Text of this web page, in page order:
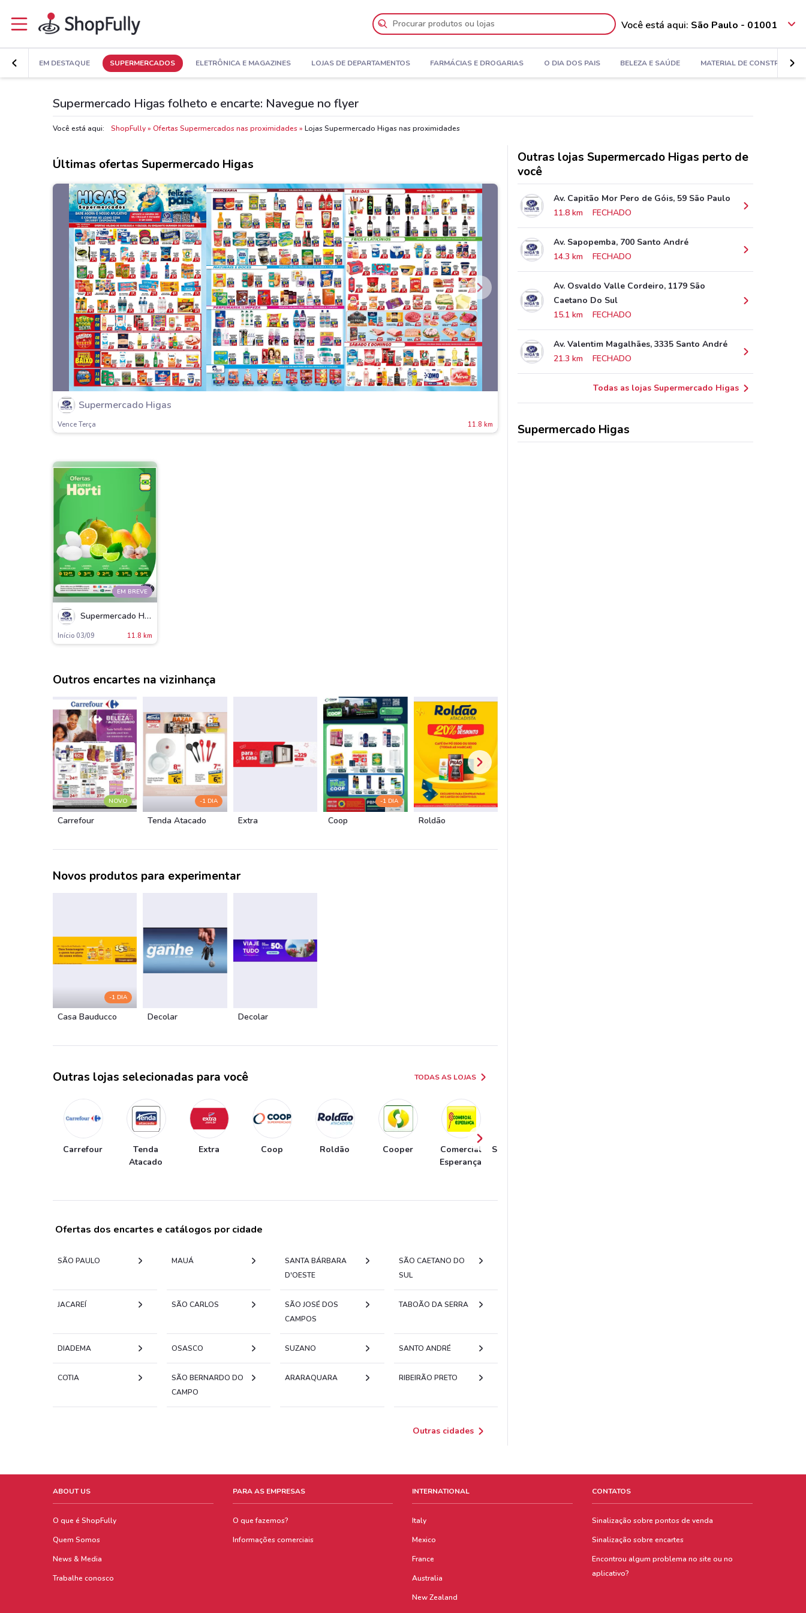
Você está aqui: São Paulo - 01001
EM DESTAQUE SUPERMERCADOS ELETRÔNICA E MAGAZINES LOJAS DE DEPARTAMENTOS FARMÁCIAS E DROGARIAS O DIA DOS PAIS BELEZA E SAÚDE MATERIAL DE CONSTRUÇÃO
Supermercado Higas folheto e encarte: Navegue no flyer
Você está aqui: ShopFully Ofertas Supermercados nas proximidades Lojas Supermercado Higas nas proximidades
Últimas ofertas Supermercado Higas
Supermercado Higas
Vence Terça 11.8 km
EM BREVE
Supermercado Higas
Início 03/09 11.8 km
Outros encartes na vizinhança
NOVO
Carrefour
-1 DIA
Tenda Atacado Extra
-1 DIA
Coop Roldão
Novos produtos para experimentar
-1 DIA
Casa Bauducco Decolar Decolar
Outras lojas selecionadas para você TODAS AS LOJAS
Carrefour
Tenda
Atacado
Extra Coop Roldão Cooper
Comercial
Esperança
Supermercados
Ofertas dos encartes e catálogos por cidade
SÃO PAULO MAUÁ
SANTA BÁRBARA
D'OESTE
SÃO CAETANO DO
SUL
JACAREÍ SÃO CARLOS
SÃO JOSÉ DOS
CAMPOS
TABOÃO DA SERRA
DIADEMA OSASCO SUZANO SANTO ANDRÉ
COTIA
SÃO BERNARDO DO
CAMPO
ARARAQUARA RIBEIRÃO PRETO
Outras cidades
Outras lojas Supermercado Higas perto de
você
Av. Capitão Mor Pero de Góis, 59 São Paulo
11.8 km
FECHADO
Av. Sapopemba, 700 Santo André
14.3 km
FECHADO
Av. Osvaldo Valle Cordeiro, 1179 São
Caetano Do Sul
15.1 km
FECHADO
Av. Valentim Magalhães, 3335 Santo André
21.3 km
FECHADO
Todas as lojas Supermercado Higas
Supermercado Higas
ABOUT US
O que é ShopFully
Quem Somos
News & Media
Trabalhe conosco
PARA AS EMPRESAS
O que fazemos?
Informações comerciais
INTERNATIONAL
Italy
Mexico
France
Australia
New Zealand
CONTATOS
Sinalização sobre pontos de venda
Sinalização sobre encartes
Encontrou algum problema no site ou no
aplicativo?